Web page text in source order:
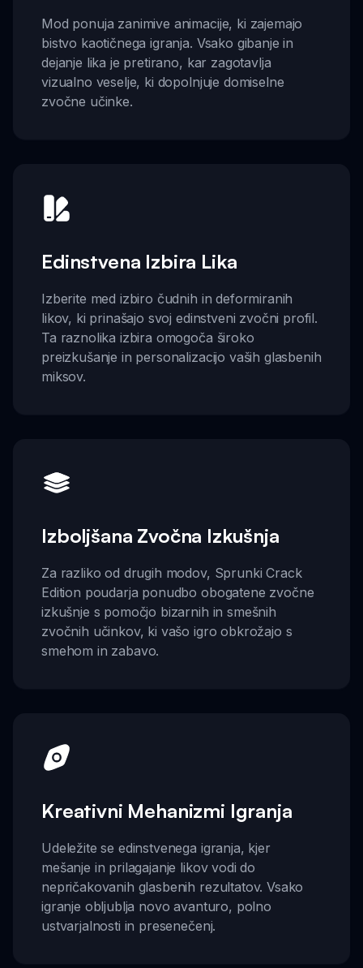
Mod ponuja zanimive animacije, ki zajemajo
bistvo kaotičnega igranja. Vsako gibanje in
dejanje lika je pretirano, kar zagotavlja
vizualno veselje, ki dopolnjuje domiselne
zvočne učinke.
Edinstvena Izbira Lika
Izberite med izbiro čudnih in deformiranih
likov, ki prinašajo svoj edinstveni zvočni profil.
Ta raznolika izbira omogoča široko
preizkušanje in personalizacijo vaših glasbenih
miksov.
Izboljšana Zvočna Izkušnja
Za razliko od drugih modov, Sprunki Crack
Edition poudarja ponudbo obogatene zvočne
izkušnje s pomočjo bizarnih in smešnih
zvočnih učinkov, ki vašo igro obkrožajo s
smehom in zabavo.
Kreativni Mehanizmi Igranja
Udeležite se edinstvenega igranja, kjer
mešanje in prilagajanje likov vodi do
nepričakovanih glasbenih rezultatov. Vsako
igranje obljublja novo avanturo, polno
ustvarjalnosti in presenečenj.